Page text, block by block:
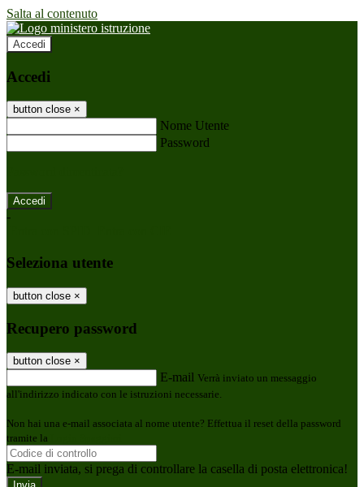
Salta al contenuto
Accedi
Accedi
button close ×
Nome Utente
Password
-
Seleziona utente
button close ×
Recupero password
button close ×
E-mail Verrà inviato un messaggio
all'indirizzo indicato con le istruzioni necessarie.
Non hai una e-mail associata al nome utente? Effettua il reset della password
tramite la
E-mail inviata, si prega di controllare la casella di posta elettronica!